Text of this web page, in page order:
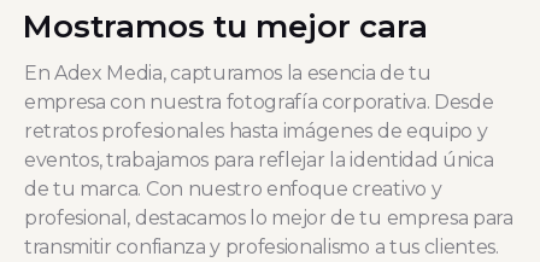
Mostramos tu mejor cara
En Adex Media, capturamos la esencia de tu
empresa con nuestra fotografía corporativa. Desde
retratos profesionales hasta imágenes de equipo y
eventos, trabajamos para reflejar la identidad única
de tu marca. Con nuestro enfoque creativo y
profesional, destacamos lo mejor de tu empresa para
transmitir confianza y profesionalismo a tus clientes.